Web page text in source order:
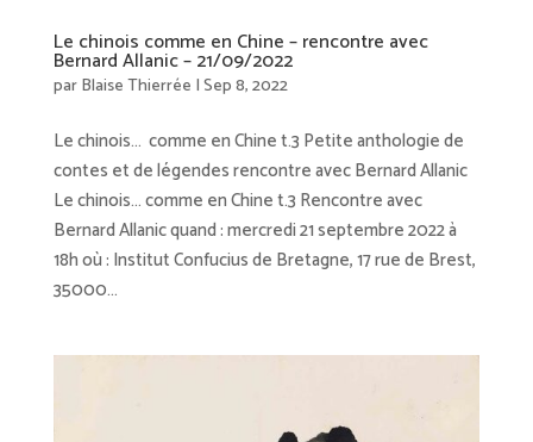
Le chinois comme en Chine – rencontre avec
Bernard Allanic – 21/09/2022
parBlaise Thierrée |Sep 8, 2022
Le chinois… comme en Chine t.3 Petite anthologie de
contes et de légendes rencontre avec Bernard Allanic
Le chinois… comme en Chine t.3 Rencontre avec
Bernard Allanic quand : mercredi 21 septembre 2022 à
18h où : Institut Confucius de Bretagne, 17 rue de Brest,
35000...